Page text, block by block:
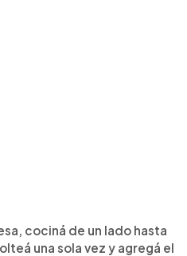
cociná de un lado hasta
una sola vez y agregá el